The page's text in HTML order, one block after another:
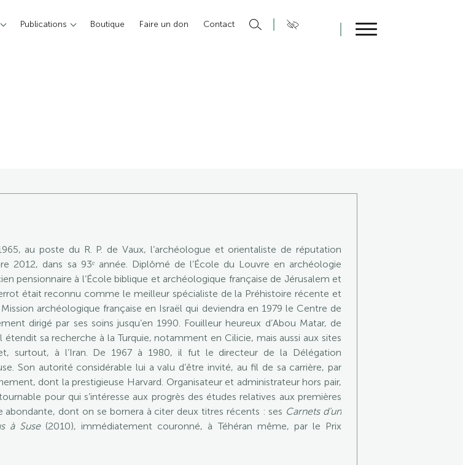
Publications Boutique Faire un don
Contact
au poste du R. P. de Vaux, l’archéologue et orientaliste de réputation
2012, dans sa 93ᵉ année. Diplômé de l’École du Louvre en archéologie
pensionnaire à l’École biblique et archéologique française de Jérusalem et
était reconnu comme le meilleur spécialiste de la Préhistoire récente et
archéologique française en Israël qui deviendra en 1979 le Centre de
dirigé par ses soins jusqu’en 1990. Fouilleur heureux d’Abou Matar, de
sa recherche à la Turquie, notamment en Cilicie, mais aussi aux sites
surtout, à l’Iran. De 1967 à 1980, il fut le directeur de la Délégation
Son autorité considérable lui a valu d’être invité, au fil de sa carrière, par
dont la prestigieuse Harvard. Organisateur et administrateur hors pair,
pour qui s’intéresse aux progrès des études relatives aux premières
dont on se bornera à citer deux titres récents : ses Carnets d’un
à Suse(2010), immédiatement couronné, à Téhéran même, par le Prix